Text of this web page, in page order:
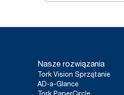
Nasze rozwiązania
Tork Vision Sprzątanie
AD-a-Glance
Tork PaperCircle